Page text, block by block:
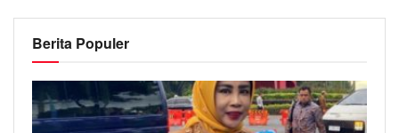
Berita Populer